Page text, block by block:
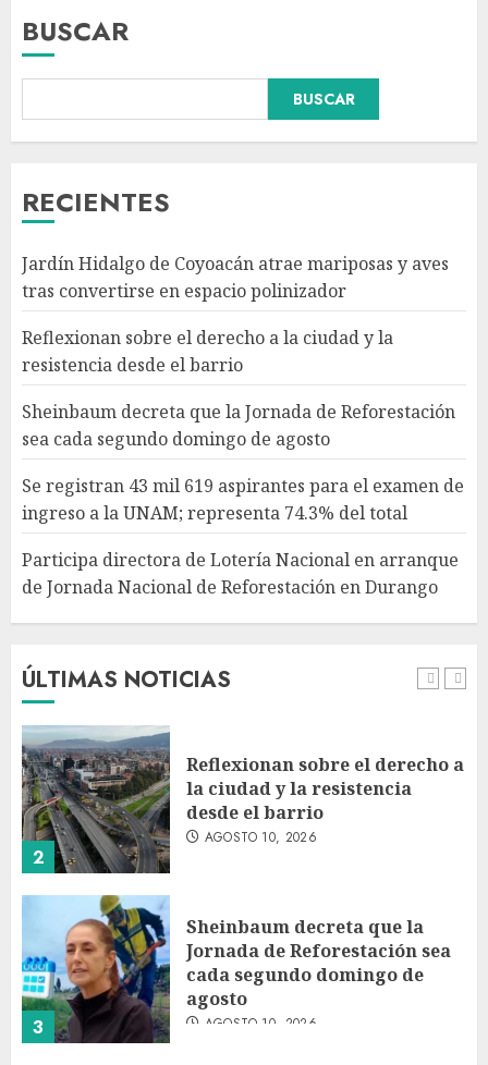
BUSCAR
BUSCAR
RECIENTES
Jardín Hidalgo de Coyoacán atrae mariposas y aves
tras convertirse en espacio polinizador
Reflexionan sobre el derecho a la ciudad y la
resistencia desde el barrio
Sheinbaum decreta que la Jornada de Reforestación
sea cada segundo domingo de agosto
Se registran 43 mil 619 aspirantes para el examen de
ingreso a la UNAM; representa 74.3% del total
Participa directora de Lotería Nacional en arranque
de Jornada Nacional de Reforestación en Durango
ÚLTIMAS NOTICIAS
Sheinbaum decreta que la
Jornada de Reforestación sea
cada segundo domingo de
agosto
4
aspirantes para el examen de
ingreso a la UNAM; representa
74.3% del total
AGOSTO 10, 2026
5
Participa directora de Lotería
Nacional en arranque de
Jornada Nacional de
Reforestación en Durango
AGOSTO 10, 2026
1
Jardín Hidalgo de Coyoacán
AGOSTO 10, 2026
2
Reflexionan sobre el derecho a
la ciudad y la resistencia
desde el barrio
AGOSTO 10, 2026
3
Sheinbaum decreta que la
Jornada de Reforestación sea
cada segundo domingo de
agosto
AGOSTO 10, 2026